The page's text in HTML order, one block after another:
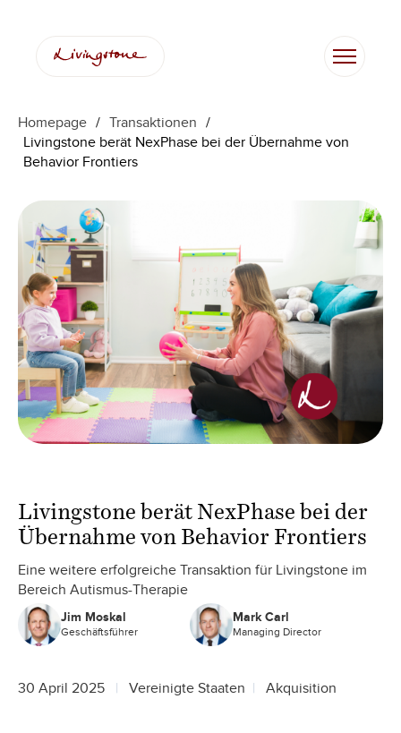
Homepage / Transaktionen /
Livingstone berät NexPhase bei der Übernahme von
Behavior Frontiers
Livingstone berät NexPhase bei der
Übernahme von Behavior Frontiers
Eine weitere erfolgreiche Transaktion für Livingstone im
Bereich Autismus-Therapie
Jim Moskal
Geschäftsführer
Mark Carl
Managing Director
30 April 2025 Vereinigte Staaten Akquisition